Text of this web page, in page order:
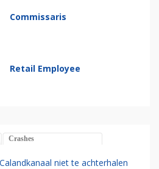
Commissaris
Retail Employee
Crashes
niet te achterhalen